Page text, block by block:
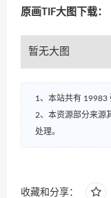
原画TIF大图下载：
暂无大图
1、本站共有 19983
2、本资源部分来源
处理。
收藏和分享：